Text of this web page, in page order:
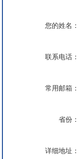
您的姓名：
联系电话：
常用邮箱：
省份：
详细地址：